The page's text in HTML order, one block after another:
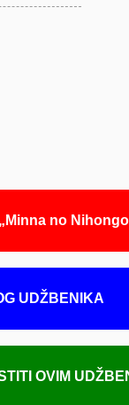
no
UDŽBENIKA
OVIM